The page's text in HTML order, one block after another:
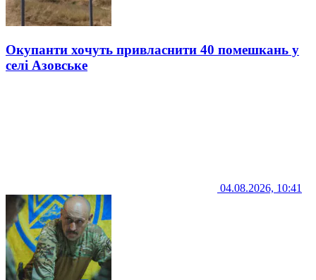
Окупанти хочуть привласнити 40 помешкань у
селі Азовське
04.08.2026, 10:41